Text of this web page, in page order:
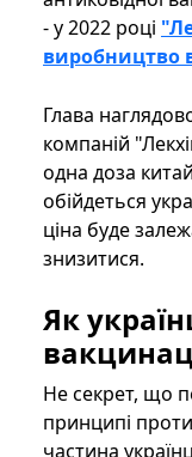
- у 2022 році
виробництво
Глава
компаній
одна доза
обійдеться
ціна буде
знизитися.
Як
Не секрет, що
принципі
частина